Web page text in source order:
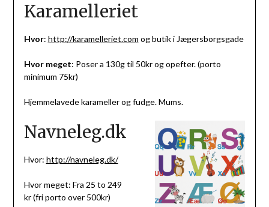
Karamelleriet
Hvor: http://karamelleriet.com og butik i Jægersborgsgade
Hvor meget: Poser a 130g til 50kr og opefter. (porto
minimum 75kr)
Hjemmelavede karameller og fudge. Mums.
Navneleg.dk
Hvor: http://navneleg.dk/
Hvor meget: Fra 25 to 249
kr (fri porto over 500kr)